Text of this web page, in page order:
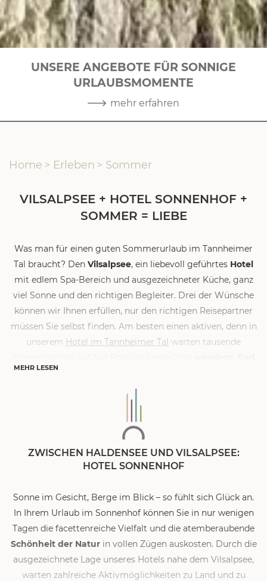
2
UNSERE ANGEBOTE FÜR SONNIGE
URLAUBSMOMENTE
mehr erfahren
Home > Erleben > Sommer
VILSALPSEE + HOTEL SONNENHOF +
SOMMER = LIEBE
Was man für einen guten Sommerurlaub im Tannheimer
Tal braucht? Den Vilsalpsee, ein liebevoll geführtes Hotel
mit edlem Spa-Bereich und ausgezeichneter Küche, ganz
viel Sonne und den richtigen Begleiter. Drei der Wünsche
können wir Ihnen erfüllen, nur den richtigen Reisepartner
müssen Sie selbst finden. Am besten einen aktiven, denn in
unserem Hotel im Tannheimer Tal warten tausende
fahren,schwimmen
Naturhotel Sonnenhof wartet ein umfangreiches
Aktivprogramm direkt vor der Haustür auf Sie. Außerdem
erreichen Sie in nur 10 Autominuten den glasklaren,
tiefblauen Vilsalpsee vom Hotel aus, wo Sie herrlich
spazieren und den See umrunden können. Alle, die sich ein
wenig Nervenkitzel wünschen, nimmt unser staatlich
gerne mit zu anspruchsvolleren, lohnenswerten Touren.
Wussten Sie schon? Das Gebiet rund um den Vilsalpsee
und unser Hotel wurde zumschönsten Wandergebiet in
Tirolgekürt!
MEHR LESEN
ZWISCHEN HALDENSEE UND VILSALPSEE:
HOTEL SONNENHOF
Sonne im Gesicht, Berge im Blick – so fühlt sich Glück an.
In Ihrem Urlaub im Sonnenhof können Sie in nur wenigen
Tagen die facettenreiche Vielfalt und die atemberaubende
Schönheit der Naturin vollen Zügen auskosten. Durch die
ausgezeichnete Lage unseres Hotels nahe dem Vilsalpsee,
warten zahlreiche Aktivmöglichkeiten zu Land und zu